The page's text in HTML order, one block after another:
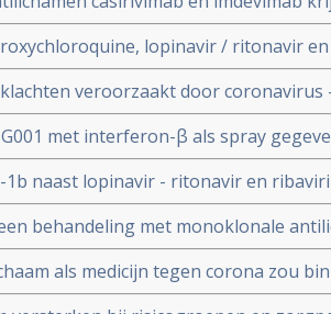
voor gebruik bij patienten besmet
lopinavir / ritonavir
van patienten
veroorzaakt door coronavirus
voor.
met interferon-β als spray
met het coronavirus - Covid-19
naast lopinavir - ritonavir en
patiënten met COVID-19 dan
1b behandeling met monoklonale
- Covid-19 krijgt toestemming van
als medicijn tegen corona zou
onderzoekers van Erasmus MC